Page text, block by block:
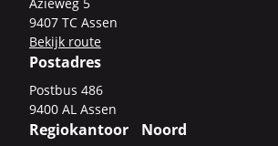
9407 TC Assen
Be­kijk route
Postadres
Post­bus 486
9400 AL Assen
Regiokantoor Noord